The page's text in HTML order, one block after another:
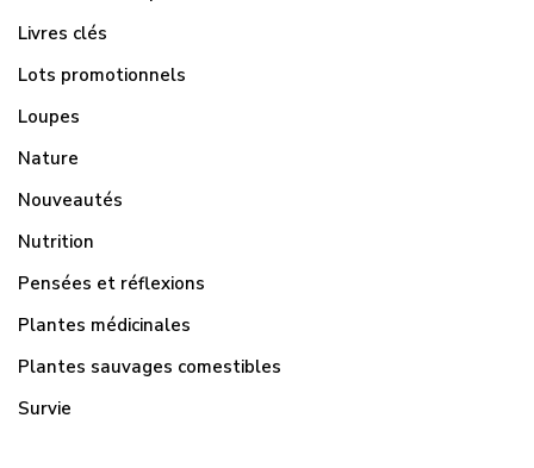
Livres clés
Lots promotionnels
Loupes
Nature
Nouveautés
Nutrition
Pensées et réflexions
Plantes médicinales
Plantes sauvages comestibles
Survie